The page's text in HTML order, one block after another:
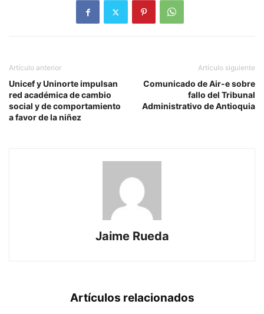
Artículo anterior
Unicef y Uninorte impulsan
red académica de cambio
social y de comportamiento
a favor de la niñez
Artículo siguiente
Comunicado de Air-e sobre
fallo del Tribunal
Administrativo de Antioquia
Jaime Rueda
Artículos relacionados